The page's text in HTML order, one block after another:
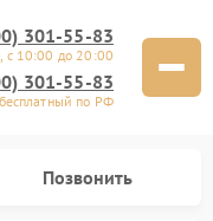
301-55-83
с 10:00 до 20:00
301-55-83
по РФ
Позвонить